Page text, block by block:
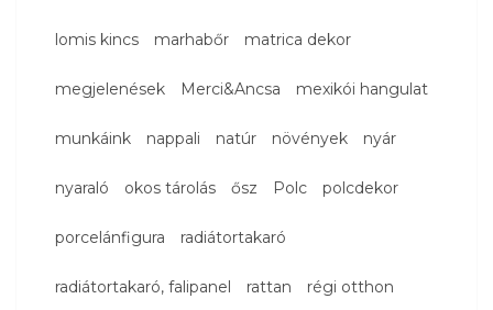
lomis kincs marhabőr matrica dekor
megjelenések Merci&Ancsa mexikói hangulat
munkáink nappali natúr növények nyár
nyaraló okos tárolás ősz Polc polcdekor
porcelánfigura radiátortakaró
radiátortakaró, falipanel rattan régi otthon